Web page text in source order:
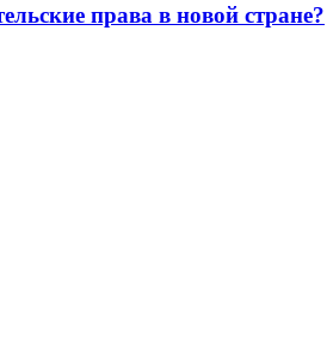
права в новой стране?